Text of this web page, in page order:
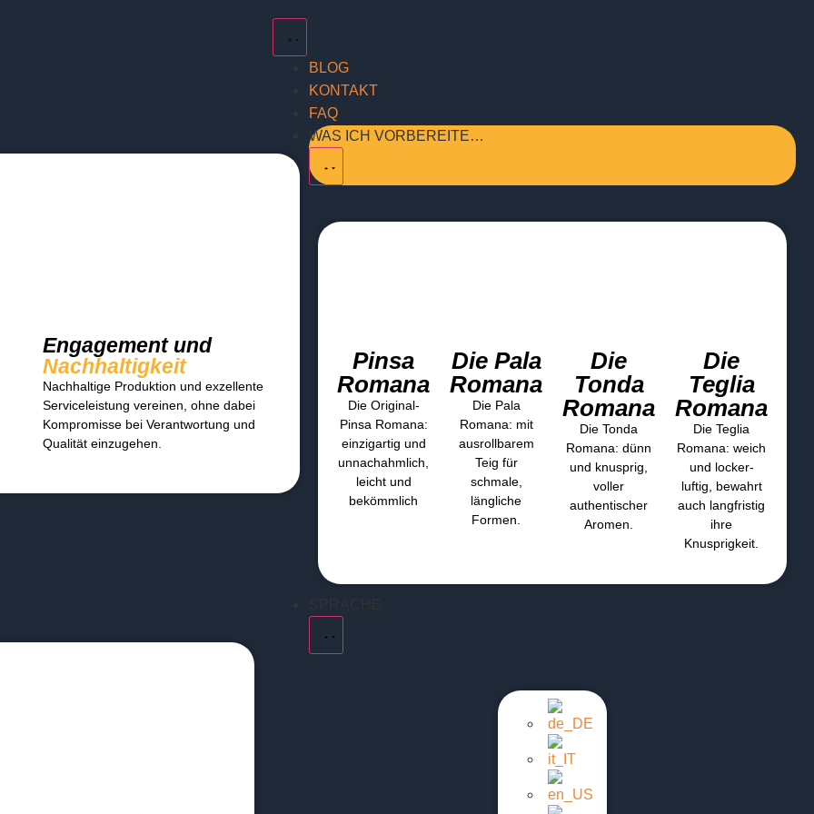
Engagement und
Nachhaltigkeit
Nachhaltige Produktion und exzellente
Serviceleistung vereinen, ohne dabei
Kompromisse bei Verantwortung und
Qualität einzugehen.
BLOG
KONTAKT
FAQ
WAS ICH VORBEREITE…
Pinsa
Romana
Die Original-
Pinsa Romana:
einzigartig und
unnachahmlich,
leicht und
bekömmlich
Die Pala
Romana
Die Pala
Romana: mit
ausrollbarem
Teig für
schmale,
längliche
Formen.
Die
Tonda
Romana
Die Tonda
Romana: dünn
und knusprig,
voller
authentischer
Aromen.
Die
Teglia
Romana
Die Teglia
Romana: weich
und locker-
luftig, bewahrt
auch langfristig
ihre
Knusprigkeit.